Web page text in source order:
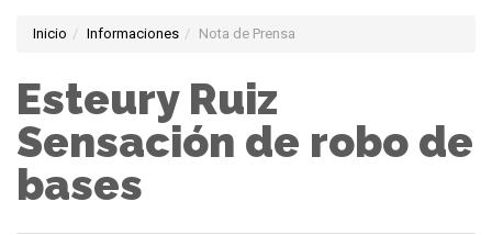
Inicio Informaciones Nota de Prensa
Esteury Ruiz
Sensación de robo de
bases